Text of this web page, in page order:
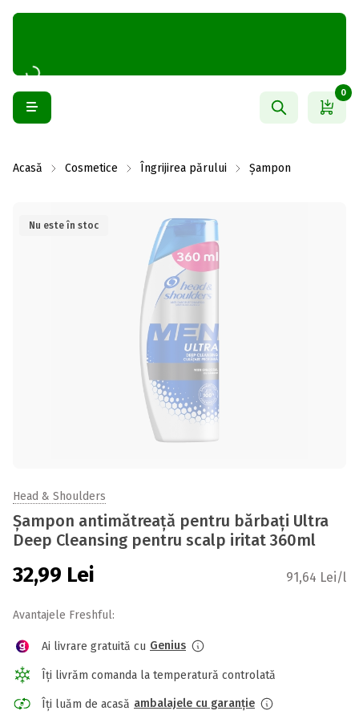
0
Acasă Cosmetice Îngrijirea părului Șampon
Nu este în stoc
Head & Shoulders
Șampon antimătreață pentru bărbați Ultra
Deep Cleansing pentru scalp iritat 360ml
32,99 Lei 91,64 Lei/l
Avantajele Freshful:
Ai livrare gratuită cu Genius
Îți livrăm comanda la temperatură controlată
Îți luăm de acasă ambalajele cu garanție